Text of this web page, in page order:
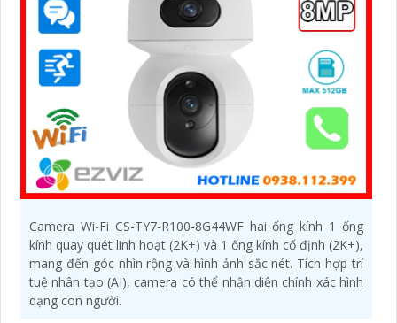
Camera Wi-Fi CS-TY7-R100-8G44WF hai ống kính 1 ống
kính quay quét linh hoạt (2K+) và 1 ống kính cố định (2K+),
mang đến góc nhìn rộng và hình ảnh sắc nét. Tích hợp trí
tuệ nhân tạo (AI), camera có thể nhận diện chính xác hình
dạng con người.